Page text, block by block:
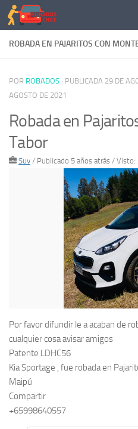
Saltar al contenido
ROBADA EN PAJARITOS CON
POR ROBADOS · PUBLICADA 29 DE
AGOSTO DE 2021
Robada en
Tabor
Suv / Publicado 5 años atrás / Visto:
Por favor difundir le a acaban de
cualquier cosa avisar amigos
Patente LDHC56
Kia Sportage , fue robada en
Maipú
Compartir
+65998640557